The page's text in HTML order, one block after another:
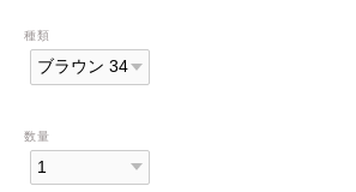
種類
数量